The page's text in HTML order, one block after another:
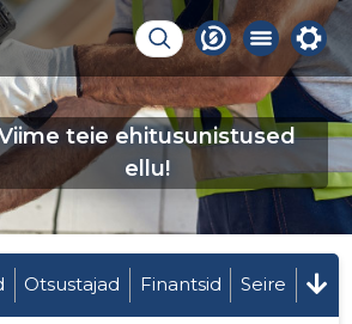
teie ehitusunistused
ellu!
Otsustajad Finantsid Seire